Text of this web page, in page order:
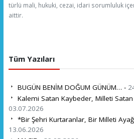
türlü mali, hukuki, cezai, idari sorumluluk
aittir.
Tüm Yazıları
BUGÜN BENİM DOĞUM GÜNÜM… -
Kalemi Satan Kaybeder, Milleti
03.07.2026
*Bir Şehri Kurtaranlar, Bir Milleti
13.06.2026